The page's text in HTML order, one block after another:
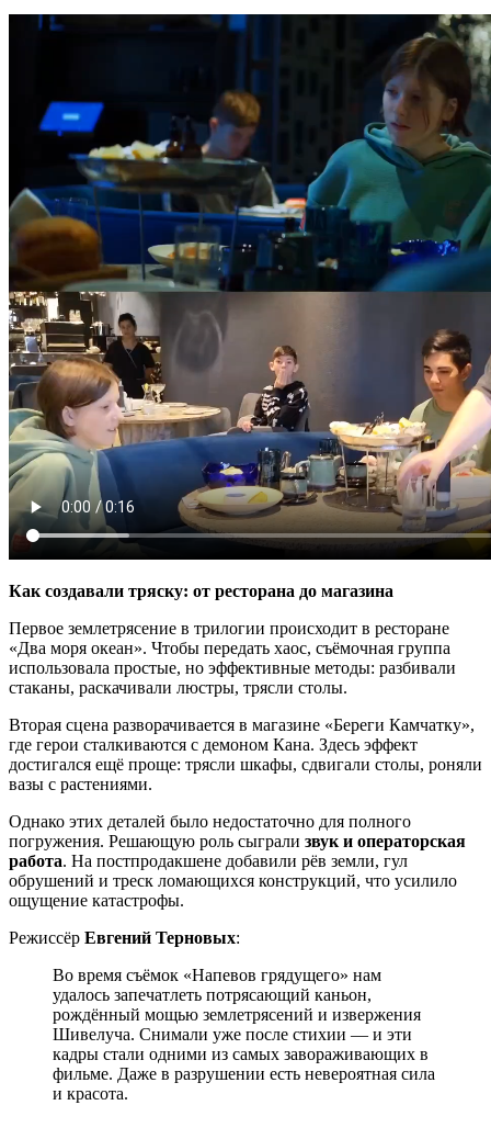
Как создавали тряску: от ресторана до магазина
Первое землетрясение в трилогии происходит в ресторане
«Два моря океан». Чтобы передать хаос, съёмочная группа
использовала простые, но эффективные методы: разбивали
стаканы, раскачивали люстры, трясли столы.
Вторая сцена разворачивается в магазине «Береги Камчатку»,
где герои сталкиваются с демоном Кана. Здесь эффект
достигался ещё проще: трясли шкафы, сдвигали столы, роняли
вазы с растениями.
Однако этих деталей было недостаточно для полного
погружения. Решающую роль сыграли звук и операторская
работа. На постпродакшене добавили рёв земли, гул
обрушений и треск ломающихся конструкций, что усилило
ощущение катастрофы.
Режиссёр Евгений Терновых:
Во время съёмок «Напевов грядущего» нам
удалось запечатлеть потрясающий каньон,
рождённый мощью землетрясений и извержения
Шивелуча. Снимали уже после стихии — и эти
кадры стали одними из самых завораживающих в
фильме. Даже в разрушении есть невероятная сила
и красота.